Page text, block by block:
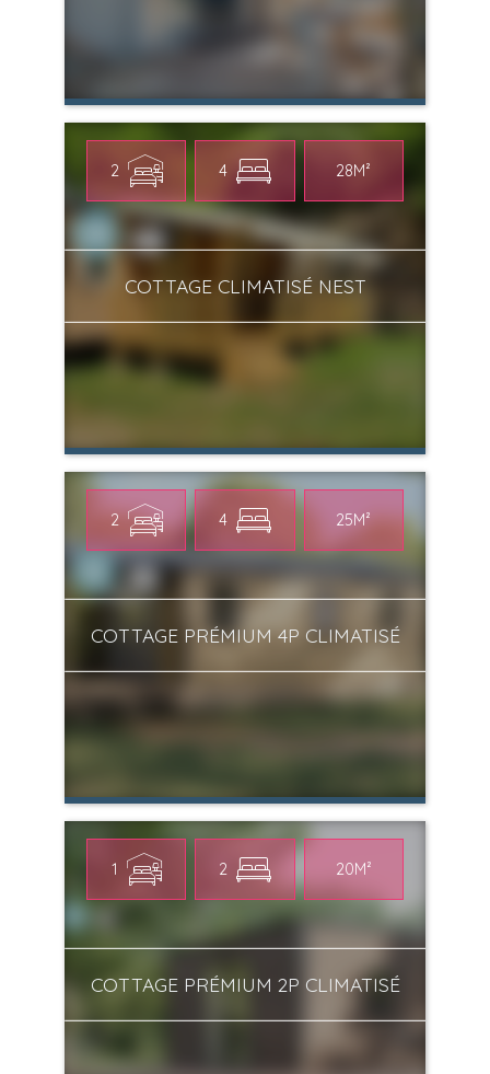
COTTAGE CLIMATISÉ NEST
2 4 28M²
COTTAGE PRÉMIUM 4P CLIMATISÉ
2 4 25M²
COTTAGE PRÉMIUM 2P CLIMATISÉ
1 2 20M²